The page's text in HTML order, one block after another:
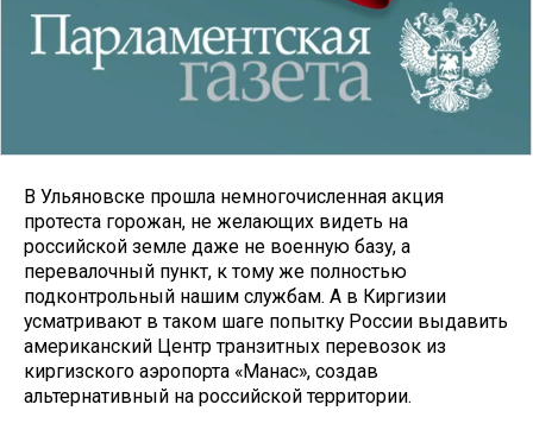
В Ульяновске прошла немногочисленная акция
протеста горожан, не желающих видеть на
российской земле даже не военную базу, а
перевалочный пункт, к тому же полностью
подконтрольный нашим службам. А в Киргизии
усматривают в таком шаге попытку России выдавить
американский Центр транзитных перевозок из
киргизского аэропорта «Манас», создав
альтернативный на российской территории.